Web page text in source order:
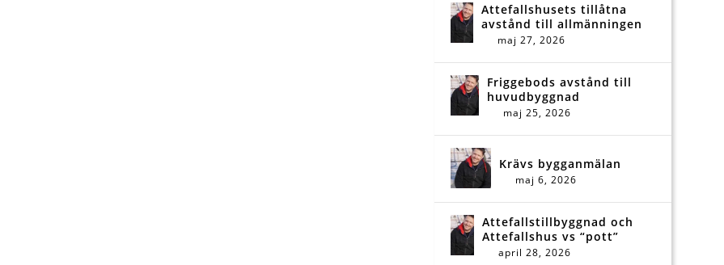
Attefallshusets tillåtna
avstånd till allmänningen
maj 27, 2026
Friggebods avstånd till
huvudbyggnad
maj 25, 2026
Krävs bygganmälan
maj 6, 2026
Attefallstillbyggnad och
Attefallshus vs “pott”
april 28, 2026